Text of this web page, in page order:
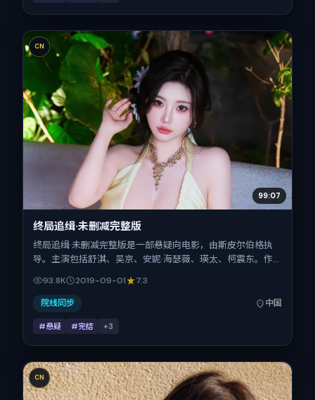
CN
99:07
终局追缉·未删减完整版
终局追缉·未删减完整版是一部悬疑向电影，由斯皮尔伯格执
导。主演包括舒淇、吴京、安妮·海瑟薇、瑛太、柯震东。作
面，首映日期 2019-09-01，正片时长153分钟。
93.8K 2019-09-01 7.3
院线同步 中国
#悬疑 #完结 +3
CN